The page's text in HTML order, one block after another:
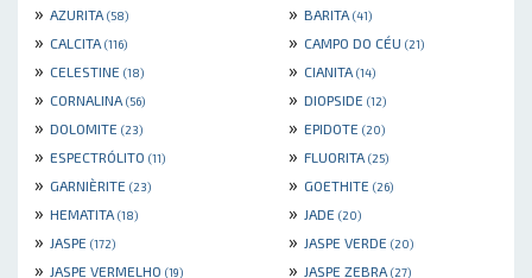
» AZURITA (58) » BARITA (41)
» CALCITA (116) » CAMPO DO CÉU (21)
» CELESTINE (18) » CIANITA (14)
» CORNALINA (56) » DIOPSIDE (12)
» DOLOMITE (23) » EPIDOTE (20)
» ESPECTRÓLITO (11) » FLUORITA (25)
» GARNIÈRITE (23) » GOETHITE (26)
» HEMATITA (18) » JADE (20)
» JASPE (172) » JASPE VERDE (20)
» JASPE VERMELHO (19) » JASPE ZEBRA (27)